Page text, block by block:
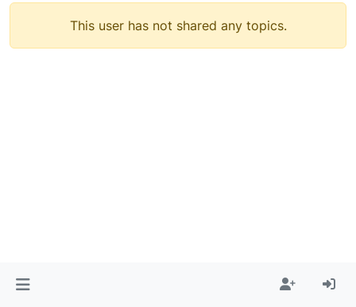
This user has not shared any topics.